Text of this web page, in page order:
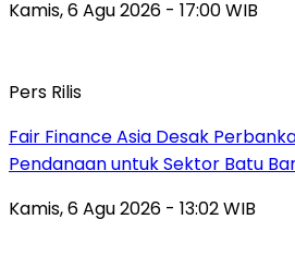
Kamis, 6 Agu 2026 - 17:00 WIB
Pers Rilis
Fair Finance Asia Desak
Pendanaan untuk Sektor Batu
Kamis, 6 Agu 2026 - 13:02 WIB